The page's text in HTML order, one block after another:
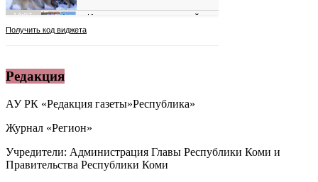
Редакция
АУ РК «Редакция газеты»Республика»
Журнал «Регион»
Учредители: Администрация Главы Республики Коми и
Правительства Республики Коми